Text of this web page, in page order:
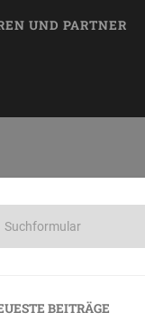
UND PARTNER
BEITRÄGE